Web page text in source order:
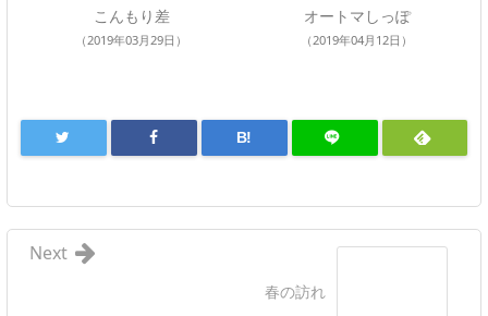
こんもり差
（2019年03月29日）
オートマしっぽ
（2019年04月12日）
B!
春の訪れ
Next